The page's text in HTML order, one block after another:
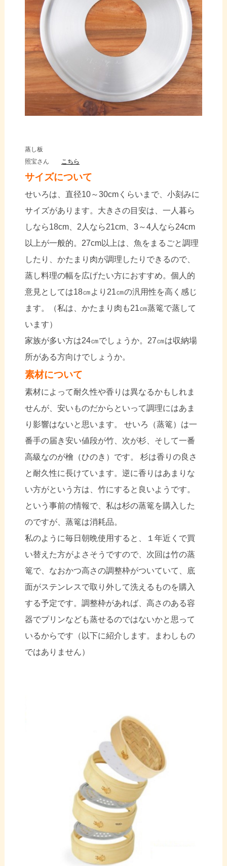
蒸し板
照宝さん
こちら
サイズについて
せいろは、直径10～30cmくらいまで、小刻みに
サイズがあります。大きさの目安は、一人暮ら
しなら18cm、2人なら21cm、3～4人なら24cm
以上が一般的。27cm以上は、魚をまるごと調理
したり、かたまり肉が調理したりできるので、
蒸し料理の幅を広げたい方におすすめ。個人的
意見としては18㎝より21㎝の汎用性を高く感じ
ます。（私は、かたまり肉も21㎝蒸篭で蒸して
います）
家族が多い方は24㎝でしょうか。27㎝は収納場
所がある方向けでしょうか。
素材について
素材によって耐久性や香りは異なるかもしれま
せんが、安いものだからといって調理にはあま
り影響はないと思います。 せいろ（蒸篭）は一
番手の届き安い値段が竹、次が杉、そして一番
高級なのが檜（ひのき）です。 杉は香りの良さ
と耐久性に長けています。逆に香りはあまりな
い方がという方は、竹にすると良いようです。
という事前の情報で、私は杉の蒸篭を購入した
のですが、蒸篭は消耗品。
私のように毎日朝晩使用すると、１年近くで買
い替えた方がよさそうですので、次回は竹の蒸
篭で、なおかつ高さの調整枠がついていて、底
面がステンレスで取り外して洗えるものを購入
する予定です。調整枠があれば、高さのある容
器でプリンなども蒸せるのではないかと思って
いるからです（以下に紹介します。まわしもの
ではありません）